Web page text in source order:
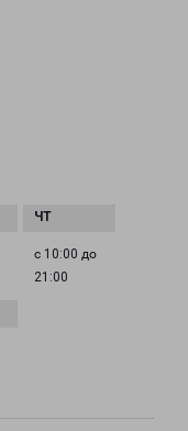
с 10:00 до
21:00